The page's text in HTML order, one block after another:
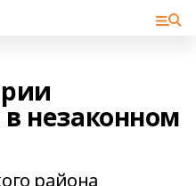
в незаконном
района